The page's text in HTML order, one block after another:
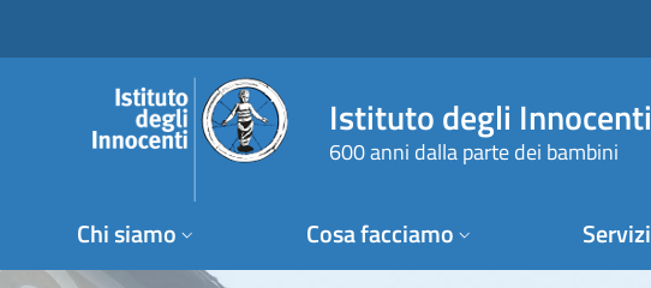
Istituto degli Innocenti
600 anni dalla parte dei bambini
Chi siamo Cosa facciamo Servizi